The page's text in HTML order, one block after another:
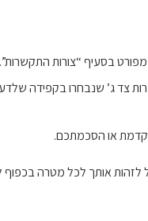
בסעיף “צורות
ג’ שנבחרו בקפידה
או הסכמתכם.
לזהות אותך לכל מטרה בכפוף